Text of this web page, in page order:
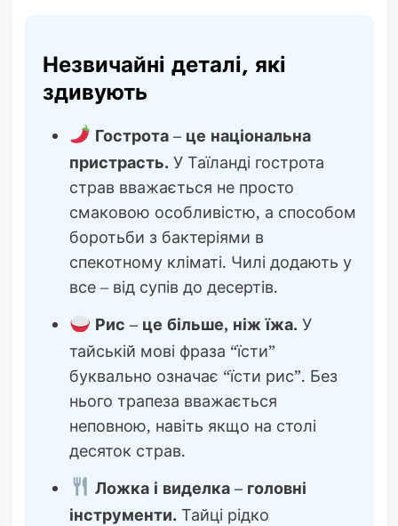
Незвичайні деталі, які
здивують
Гострота – це національна
пристрасть. У Таїланді гострота
страв вважається не просто
смаковою особливістю, а способом
боротьби з бактеріями в
спекотному кліматі. Чилі додають у
все – від супів до десертів.
Рис – це більше, ніж їжа. У
тайській мові фраза “їсти”
буквально означає “їсти рис”. Без
нього трапеза вважається
неповною, навіть якщо на столі
десяток страв.
Ложка і виделка – головні
інструменти. Тайці рідко